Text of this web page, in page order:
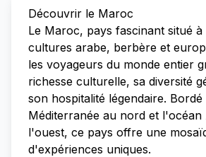
Découvrir le Maroc
Le Maroc, pays fascinant situé à
cultures arabe, berbère et
les voyageurs du monde entier
richesse culturelle, sa diversité
son hospitalité légendaire.
Méditerranée au nord et l'océan
l'ouest, ce pays offre une
d'expériences uniques.